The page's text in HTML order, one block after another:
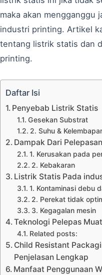
maka akan mengganggu
industri printing. Artikel
tentang listrik statis dan
printing.
Daftar Isi
Penyebab Listrik Statis
Gesekan Substrat
2. Suhu &
Dampak Dari
1. Kerusakan pada
2. Kebakaran
Listrik Statis Pada
1. Kontaminasi debu
2. Perekat tidak
3. Kegagalan mesin
Teknologi Pelepas
Related posts:
Child Resistant
Penjelasan Lengkap
Manfaat Penggunaan